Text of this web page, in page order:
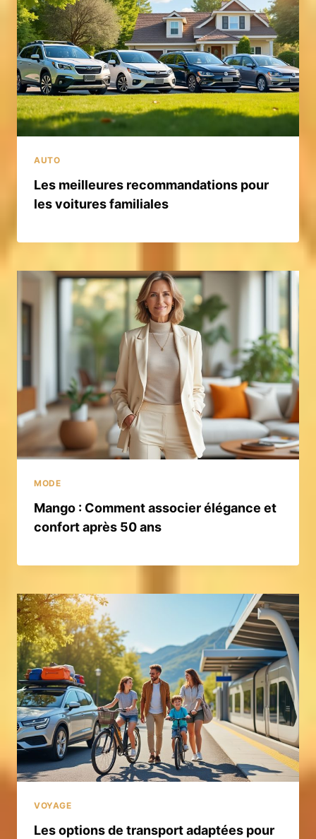
AUTO
Les meilleures recommandations pour
les voitures familiales
MODE
Mango : Comment associer élégance et
confort après 50 ans
VOYAGE
Les options de transport adaptées pour